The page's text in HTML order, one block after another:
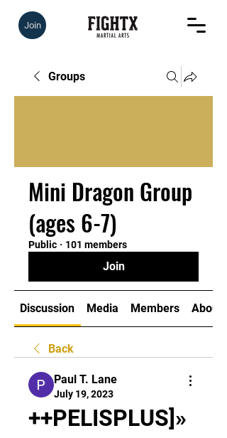
Join
Groups
Mini Dragon Group
(ages 6-7)
Public · 101 members
Join
Discussion Media Members About
Back
Paul T. Lane
July 19, 2023
++PELISPLUS]»